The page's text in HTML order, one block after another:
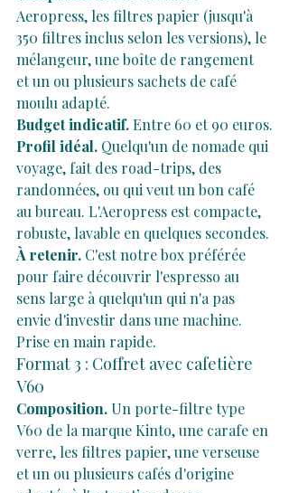
Aeropress, les filtres papier (jusqu'à
350 filtres inclus selon les versions), le
mélangeur, une boîte de rangement
et un ou plusieurs sachets de café
moulu adapté.
Budget indicatif. Entre 60 et 90 euros.
Profil idéal. Quelqu'un de nomade qui
voyage, fait des road-trips, des
randonnées, ou qui veut un bon café
au bureau. L'Aeropress est compacte,
robuste, lavable en quelques secondes.
À retenir. C'est notre box préférée
pour faire découvrir l'espresso au
sens large à quelqu'un qui n'a pas
envie d'investir dans une machine.
Prise en main rapide.
Format 3 : Coffret avec cafetière
V60
Composition. Un porte-filtre type
V60 de la marque Kinto, une carafe en
verre, les filtres papier, une verseuse
et un ou plusieurs cafés d'origine